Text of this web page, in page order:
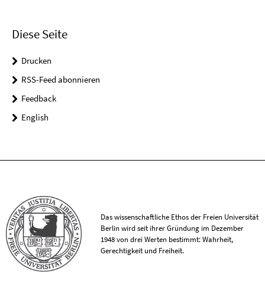
Diese Seite
Drucken
RSS-Feed abonnieren
Feedback
English
Das wissenschaftliche Ethos der Freien Universität
Berlin wird seit ihrer Gründung im Dezember
1948 von drei Werten bestimmt: Wahrheit,
Gerechtigkeit und Freiheit.